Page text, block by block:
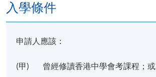
入學條件
申請人應該：
(甲) 曾經修讀香港中學會考課程；或